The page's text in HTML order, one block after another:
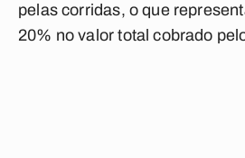
pelas corridas, o que
20% no valor total cobrado